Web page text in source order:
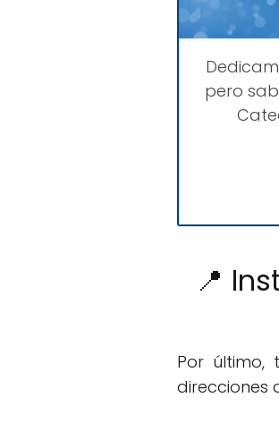
pero
📍
Por último,
direcciones